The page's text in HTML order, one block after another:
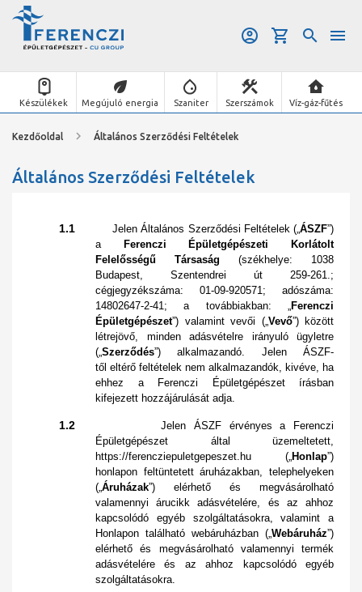
Készülékek Megújuló energia Szaniter Szerszámok Víz-gáz-fűtés
Kezdőoldal Általános Szerződési Feltételek
Általános Szerződési Feltételek
1.1Jelen Általános Szerződési Feltételek („ÁSZF”)
a Ferenczi Épületgépészeti Korlátolt
Felelősségű Társaság (székhelye: 1038
Budapest, Szentendrei út 259-261.;
cégjegyzékszáma: 01-09-920571; adószáma:
14802647-2-41; a továbbiakban: „ Ferenczi
Épületgépészet”) valamint vevői („ Vevő”) között
létrejövő, minden adásvételre irányuló ügyletre
(„ Szerződés”) alkalmazandó. Jelen ÁSZF-
től eltérő feltételek nem alkalmazandók, kivéve, ha
ehhez a Ferenczi Épületgépészet írásban
kifejezett hozzájárulását adja.
1.2Jelen ÁSZF érvényes a Ferenczi
Épületgépészet által üzemeltetett,
https://ferencziepuletgepeszet.hu („ Honlap”)
honlapon feltüntetett áruházakban, telephelyeken
(„ Áruházak”) elérhető és megvásárolható
valamennyi árucikk adásvételére, és az ahhoz
kapcsolódó egyéb szolgáltatásokra, valamint a
Honlapon található webáruházban („ Webáruház”)
elérhető és megvásárolható valamennyi termék
adásvételére és az ahhoz kapcsolódó egyéb
szolgáltatásokra.